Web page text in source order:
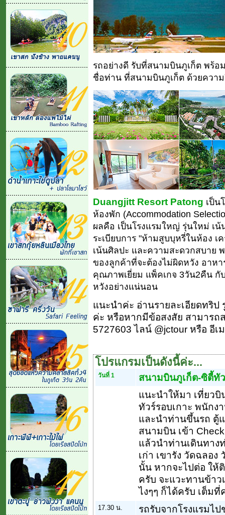
รถอย่างดี รับที่สนามบินภูเก็ต พร้
ชื่อท่าน ที่สนามบินภูเก็ต ด้วยควา
Duangjitt Resort Patong เป็น
ห้องพัก (Accommodation
ผลคือ เป็นโรงแรมใหญ่ รุ่นใหม่ เ
ระเบียบการ "ห้ามสูบบุหรี่ในห้อง
เน้นศิลปะ และความสะดวกสบาย
ของลูกค้าที่จะต้องไม่ผิดหวัง อาหา
คุณภาพเยี่ยม แพ็คเกจ 3วัน2คืน กั
หวังอย่างแน่นอน
แนะนำค่ะ อ่านรายละเอียดทริ
ค่ะ หรือหากมีข้อสงสัย สามารถ
5727603 ไลน์ @jctour หรือ อีเ
โปรแกรมเป็นดังนี้ค่ะ...
วันที่ 1
สนามบินภูเก็ต-ซิตี้ทั
แนะนำให้มา เที่ยวบิ
ทัวร์รอบเกาะ พนักง
และนำท่านขึ้นรถ ตู้
สนามบิน เข้า
แล้วนำท่านเดินทาง
เก่า เขารัง วัดฉลอ
นั้น หากจะไปต่อ ให้
ครับ จะแวะทานข้าว
ไงๆๆ ก็ได้ครับ เต็มที่
17.30 น.
รถรับจากโรงแรมไ